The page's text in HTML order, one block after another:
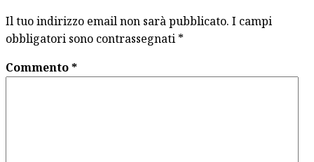
Il tuo indirizzo email non sarà pubblicato. I campi
obbligatori sono contrassegnati *
Commento*